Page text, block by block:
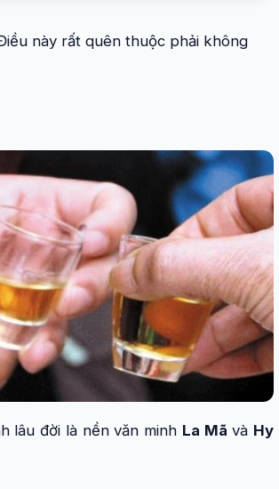
này rất quên thuộc phải không
lâu đời là nền văn minh La Mã và Hy